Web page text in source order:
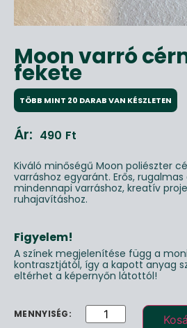
Moon varró
fekete
TÖBB MINT 20 DARAB VAN KÉSZLETEN
Ár: 490 Ft
Kiváló minőségű Moon poliészter
varráshoz egyaránt. Erős,
mindennapi varráshoz, kreatív
ruhajavításhoz.
Figyelem!
A színek megjelenítése függ a
kontrasztjától, így a kapott anyag
eltérhet a képernyőn látottól!